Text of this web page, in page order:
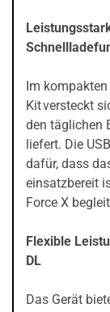
Im kompakten
Kit versteckt
den täglichen
liefert. Die
dafür, dass
einsatzbereit
Force X
Flexible
DL
Das Gerät